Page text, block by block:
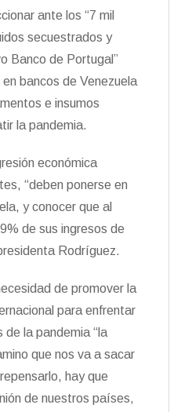
ante los “7 mil
secuestrados y
Banco de Portugal”
bancos de Venezuela
e insumos
la pandemia.
económica
“deben ponerse en
y conocer que al
de sus ingresos de
Rodríguez.
de promover la
para enfrentar
de la pandemia “la
que nos va a sacar
hay que
de nuestros países,